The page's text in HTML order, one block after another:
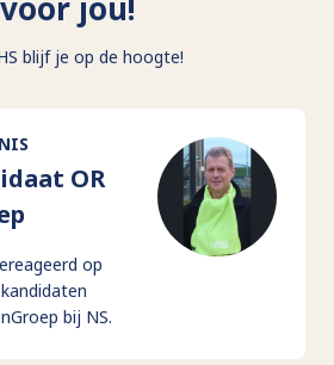
blijf je op de hoogte!
OR
op
bij NS.